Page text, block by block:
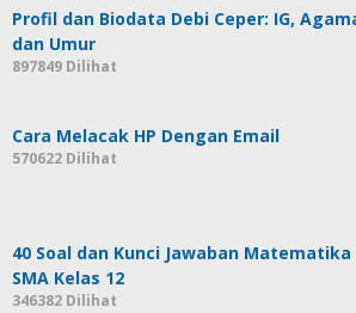
Profil dan Biodata Debi Ceper: IG,
dan Umur
897849 Dilihat
Cara Melacak HP Dengan Email
570622 Dilihat
40 Soal dan Kunci Jawaban Matematika
SMA Kelas 12
346382 Dilihat